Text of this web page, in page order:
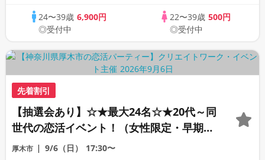
24〜39歳6,900円
◎受付中
22〜39歳 500円
◎受付中
先着割引
【抽選会あり】☆★最大24名☆★20代～同
世代の恋活イベント！（女性限定・早期申
込特典）
厚木市 9/6（日） 17:30〜